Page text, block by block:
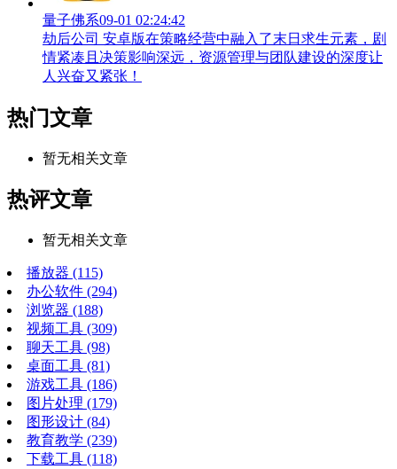
量子佛系09-01 02:24:42
劫后公司 安卓版在策略经营中融入了末日求生元素，剧
情紧凑且决策影响深远，资源管理与团队建设的深度让
人兴奋又紧张！
热门文章
暂无相关文章
热评文章
暂无相关文章
播放器 (115)
办公软件 (294)
浏览器 (188)
视频工具 (309)
聊天工具 (98)
桌面工具 (81)
游戏工具 (186)
图片处理 (179)
图形设计 (84)
教育教学 (239)
下载工具 (118)